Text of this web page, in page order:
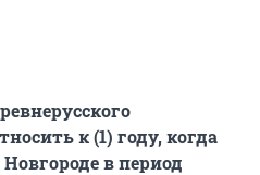
к (1) году, когда
в период